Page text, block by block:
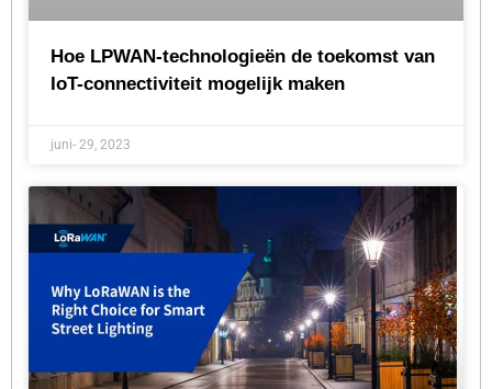
Hoe LPWAN-technologieën de toekomst van
IoT-connectiviteit mogelijk maken
juni- 29, 2023